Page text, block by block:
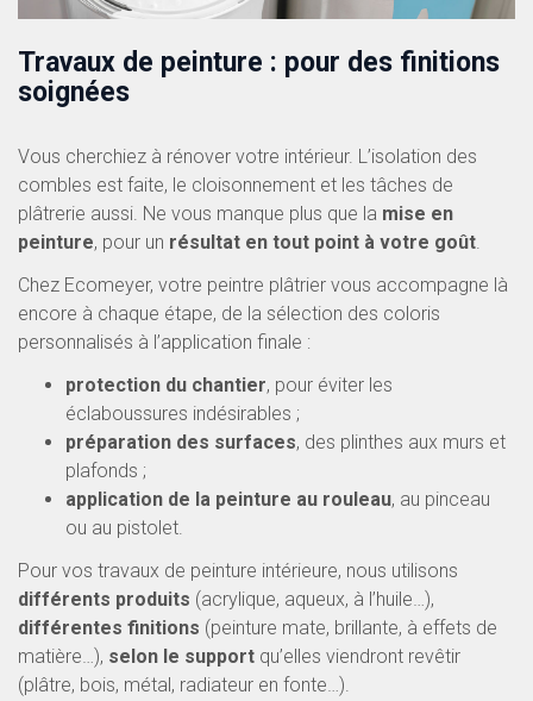
Travaux de peinture : pour des finitions
soignées
Vous cherchiez à rénover votre intérieur. L’isolation des
combles est faite, le cloisonnement et les tâches de
plâtrerie aussi. Ne vous manque plus que la mise en
peinture, pour un résultat en tout point à votre goût.
Chez Ecomeyer, votre peintre plâtrier vous accompagne là
encore à chaque étape, de la sélection des coloris
personnalisés à l’application finale :
protection du chantier, pour éviter les
éclaboussures indésirables ;
préparation des surfaces, des plinthes aux murs et
plafonds ;
application de la peinture au rouleau, au pinceau
ou au pistolet.
Pour vos travaux de peinture intérieure, nous utilisons
différents produits (acrylique, aqueux, à l’huile…),
différentes finitions (peinture mate, brillante, à effets de
matière…), selon le support qu’elles viendront revêtir
(plâtre, bois, métal, radiateur en fonte…).